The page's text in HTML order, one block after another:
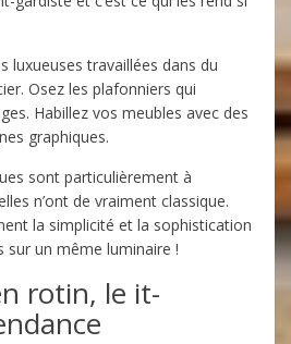
luxueuses travaillées dans du
Osez les plafonniers qui
Habillez vos meubles avec des
graphiques.
sont particulièrement à
n’ont de vraiment classique.
la simplicité et la sophistication
sur un même luminaire !
rotin, le it-